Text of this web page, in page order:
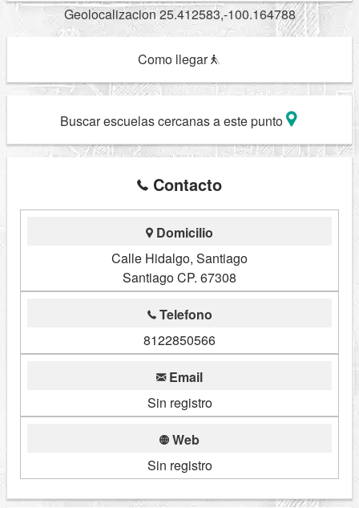
Geolocalizacion 25.412583,-100.164788
Como llegar
Buscar escuelas cercanas a este punto
Contacto
Domicilio
Calle Hidalgo, Santiago
Santiago CP. 67308
Telefono
8122850566
Email
Sin registro
Web
Sin registro